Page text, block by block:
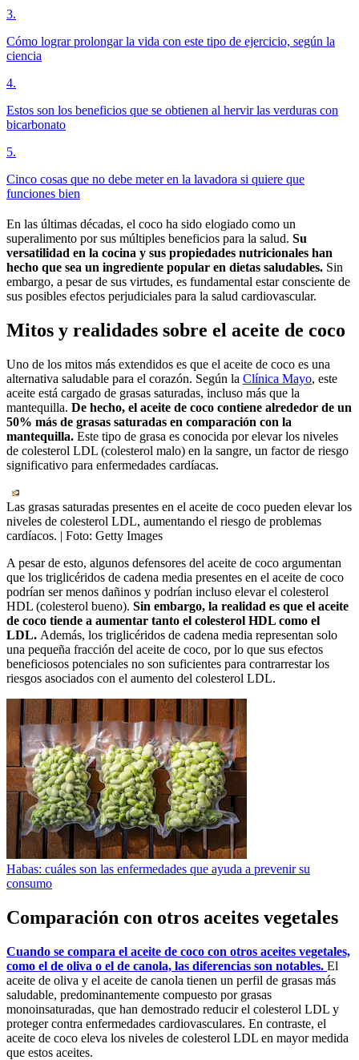
3.
Cómo lograr prolongar la vida con este tipo de ejercicio, según la
ciencia
4.
Estos son los beneficios que se obtienen al hervir las verduras con
bicarbonato
5.
Cinco cosas que no debe meter en la lavadora si quiere que
funciones bien
En las últimas décadas, el coco ha sido elogiado como un
superalimento por sus múltiples beneficios para la salud. Su
versatilidad en la cocina y sus propiedades nutricionales han
hecho que sea un ingrediente popular en dietas saludables. Sin
embargo, a pesar de sus virtudes, es fundamental estar consciente de
sus posibles efectos perjudiciales para la salud cardiovascular.
Mitos y realidades sobre el aceite de coco
Uno de los mitos más extendidos es que el aceite de coco es una
alternativa saludable para el corazón. Según la Clínica Mayo, este
aceite está cargado de grasas saturadas, incluso más que la
mantequilla. De hecho, el aceite de coco contiene alrededor de un
50% más de grasas saturadas en comparación con la
mantequilla. Este tipo de grasa es conocida por elevar los niveles
de colesterol LDL (colesterol malo) en la sangre, un factor de riesgo
significativo para enfermedades cardíacas.
Las grasas saturadas presentes en el aceite de coco pueden elevar los
niveles de colesterol LDL, aumentando el riesgo de problemas
cardíacos. | Foto: Getty Images
A pesar de esto, algunos defensores del aceite de coco argumentan
que los triglicéridos de cadena media presentes en el aceite de coco
podrían ser menos dañinos y podrían incluso elevar el colesterol
HDL (colesterol bueno). Sin embargo, la realidad es que el aceite
de coco tiende a aumentar tanto el colesterol HDL como el
LDL. Además, los triglicéridos de cadena media representan solo
una pequeña fracción del aceite de coco, por lo que sus efectos
beneficiosos potenciales no son suficientes para contrarrestar los
riesgos asociados con el aumento del colesterol LDL.
Habas: cuáles son las enfermedades que ayuda a prevenir su
consumo
Comparación con otros aceites vegetales
Cuando se compara el aceite de coco con otros aceites vegetales,
como el de oliva o el de canola, las diferencias son notables. El
aceite de oliva y el aceite de canola tienen un perfil de grasas más
saludable, predominantemente compuesto por grasas
monoinsaturadas, que han demostrado reducir el colesterol LDL y
proteger contra enfermedades cardiovasculares. En contraste, el
aceite de coco eleva los niveles de colesterol LDL en mayor medida
que estos aceites.